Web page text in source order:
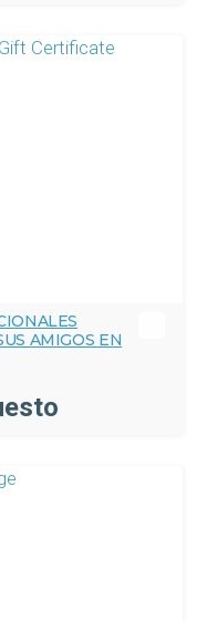
AMIGOS EN